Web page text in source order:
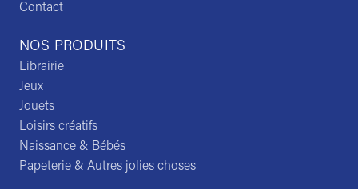
NOS PRODUITS
Librairie
Jeux
Jouets
Loisirs créatifs
Naissance & Bébés
Papeterie & Autres jolies choses
Contact